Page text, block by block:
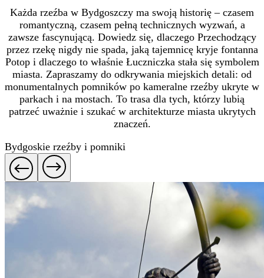
Każda rzeźba w Bydgoszczy ma swoją historię – czasem
romantyczną, czasem pełną technicznych wyzwań, a
zawsze fascynującą. Dowiedz się, dlaczego Przechodzący
przez rzekę nigdy nie spada, jaką tajemnicę kryje fontanna
Potop i dlaczego to właśnie Łuczniczka stała się symbolem
miasta. Zapraszamy do odkrywania miejskich detali: od
monumentalnych pomników po kameralne rzeźby ukryte w
parkach i na mostach. To trasa dla tych, którzy lubią
patrzeć uważnie i szukać w architekturze miasta ukrytych
znaczeń.
Bydgoskie rzeźby i pomniki